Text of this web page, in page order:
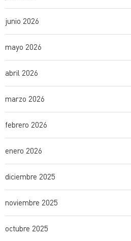
junio 2026
mayo 2026
abril 2026
marzo 2026
febrero 2026
enero 2026
diciembre 2025
noviembre 2025
octubre 2025